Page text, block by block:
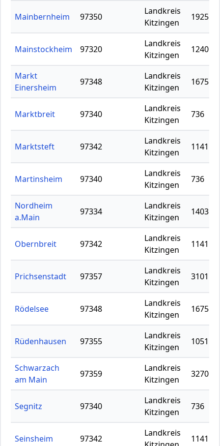
Mainbernheim 97350
Landkreis
Kitzingen
1925
Mainstockheim 97320
Landkreis
Kitzingen
1240
Markt
Einersheim
97348
Landkreis
Kitzingen
1675
Marktbreit 97340
Landkreis
Kitzingen
736
Marktsteft 97342
Landkreis
Kitzingen
1141
Martinsheim 97340
Landkreis
Kitzingen
736
Nordheim
a.Main
97334
Landkreis
Kitzingen
1403
Obernbreit 97342
Landkreis
Kitzingen
1141
Prichsenstadt 97357
Landkreis
Kitzingen
3101
Rödelsee 97348
Landkreis
Kitzingen
1675
Rüdenhausen 97355
Landkreis
Kitzingen
1051
Schwarzach
am Main
97359
Landkreis
Kitzingen
3270
Segnitz 97340
Landkreis
Kitzingen
736
Seinsheim 97342
Landkreis
1141